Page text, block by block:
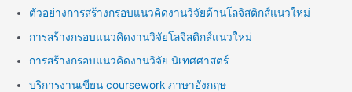
ตัวอย่างการสร้างกรอบแนวคิดงานวิจัยด้านโลจิสติกส์แนวใหม่
การสร้างกรอบแนวคิดงานวิจัยโลจิสติกส์แนวใหม่
การสร้างกรอบแนวคิดงานวิจัย นิเทศศาสตร์
บริการงานเขียน coursework ภาษาอังกฤษ